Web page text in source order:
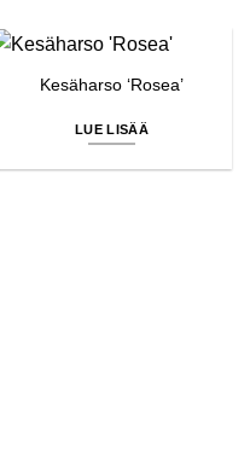
Kesäharso ‘Rosea’
LUE LISÄÄ